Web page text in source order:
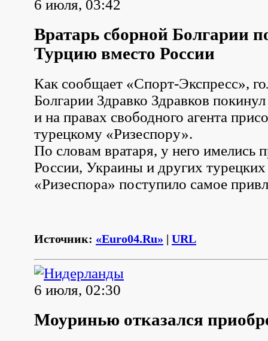
6 июля, 03:42
Вратарь сборной Болгарии
Турцию вместо России
Как сообщает «Спорт-Экспресс»,
Болгарии Здравко Здравков
и на правах свободного агента
турецкому «Ризеспору».
По словам вратаря, у него имелись
России, Украины и других
«Ризеспора» поступило самое
Источник: «Euro04.Ru» | URL
6 июля, 02:30
Моуринью отказался